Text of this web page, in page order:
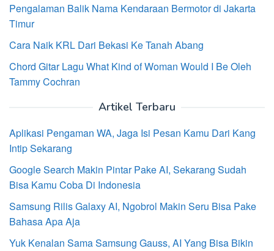
Pengalaman Balik Nama Kendaraan Bermotor di Jakarta
Timur
Cara Naik KRL Dari Bekasi Ke Tanah Abang
Chord Gitar Lagu What Kind of Woman Would I Be Oleh
Tammy Cochran
Artikel Terbaru
Aplikasi Pengaman WA, Jaga Isi Pesan Kamu Dari Kang
Intip Sekarang
Google Search Makin Pintar Pake AI, Sekarang Sudah
Bisa Kamu Coba Di Indonesia
Samsung Rilis Galaxy AI, Ngobrol Makin Seru Bisa Pake
Bahasa Apa Aja
Yuk Kenalan Sama Samsung Gauss, AI Yang Bisa Bikin